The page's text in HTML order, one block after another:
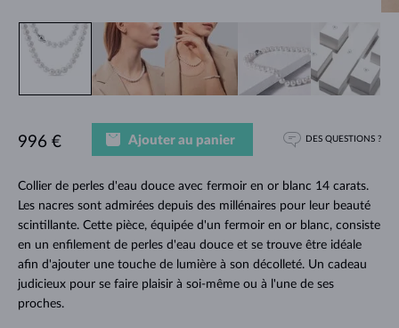
Collier de perles d'eau douce avec fermoir en or blanc 14 carats.
Les nacres sont admirées depuis des millénaires pour leur beauté
scintillante. Cette pièce, équipée d'un fermoir en or blanc, consiste
en un enfilement de perles d'eau douce et se trouve être idéale
afin d'ajouter une touche de lumière à son décolleté. Un cadeau
judicieux pour se faire plaisir à soi-même ou à l'une de ses
proches.
996 € Ajouter au panier DES QUESTIONS ?